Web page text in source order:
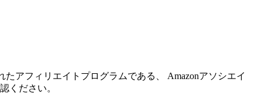
アフィリエイトプログラムである、 Amazonアソシエイ
ください。